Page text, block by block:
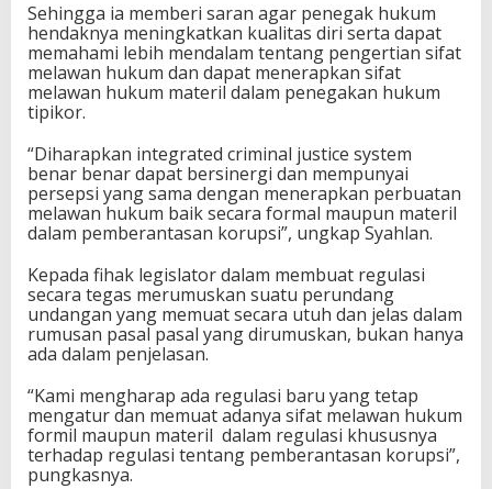
Sehingga ia memberi saran agar penegak hukum
hendaknya meningkatkan kualitas diri serta dapat
memahami lebih mendalam tentang pengertian sifat
melawan hukum dan dapat menerapkan sifat
melawan hukum materil dalam penegakan hukum
tipikor.
“Diharapkan integrated criminal justice system
benar benar dapat bersinergi dan mempunyai
persepsi yang sama dengan menerapkan perbuatan
melawan hukum baik secara formal maupun materil
dalam pemberantasan korupsi”, ungkap Syahlan.
Kepada fihak legislator dalam membuat regulasi
secara tegas merumuskan suatu perundang
undangan yang memuat secara utuh dan jelas dalam
rumusan pasal pasal yang dirumuskan, bukan hanya
ada dalam penjelasan.
“Kami mengharap ada regulasi baru yang tetap
mengatur dan memuat adanya sifat melawan hukum
formil maupun materil dalam regulasi khususnya
terhadap regulasi tentang pemberantasan korupsi”,
pungkasnya.